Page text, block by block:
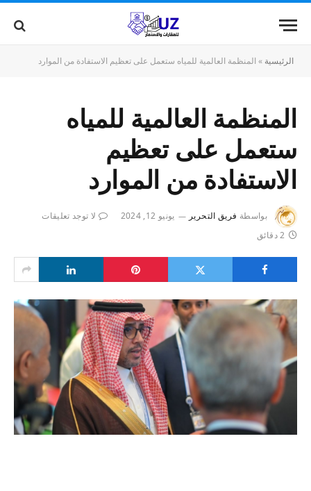
الرئيسية » المنظمة العالمية للمياه ستعمل على تعظيم الاستفادة من الموارد
المنظمة العالمية للمياه
ستعمل على تعظيم
الاستفادة من الموارد
بواسطة فريق التحرير يونيو 12, 2024
لا توجد تعليقات
2 دقائق